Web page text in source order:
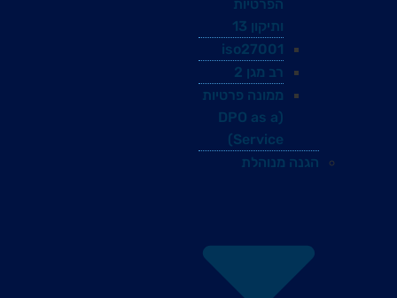
הפרטיות
ותיקון 13
iso27001
רב מגן 2
ממונה פרטיות
(DPO as a
Service)
הגנה מנוהלת